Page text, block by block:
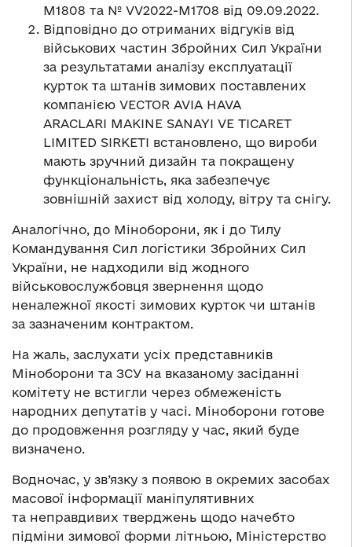
M1808 та № VV2022-M1708 від 09.09.2022.
Відповідно до отриманих відгуків від
військових частин Збройних Сил України
за результатами аналізу експлуатації
курток та штанів зимових поставлених
компанією VECTOR AVIA HAVA
ARACLARI MAKINE SANAYI VE TICARET
LIMITED SIRKETI встановлено, що вироби
мають зручний дизайн та покращену
функціональність, яка забезпечує
зовнішній захист від холоду, вітру та снігу.
Аналогічно, до Міноборони, як і до Тилу
Командування Сил логістики Збройних Сил
України, не надходили від жодного
військовослужбовця звернення щодо
неналежної якості зимових курток чи штанів
за зазначеним контрактом.
На жаль, заслухати усіх представників
Міноборони та ЗСУ на вказаному засіданні
комітету не встигли через обмеженість
народних депутатів у часі. Міноборони готове
до продовження розгляду у час, який буде
визначено.
Водночас, у зв’язку з появою в окремих засобах
масової інформації маніпулятивних
та неправдивих тверджень щодо начебто
підміни зимової форми літньою, Міністерство